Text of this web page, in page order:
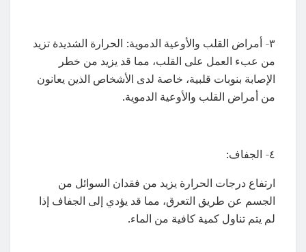
٣- أمراض القلب والأوعية الدموية: الحرارة الشديدة تزيد
من عبء العمل على القلب، مما قد يزيد من خطر
الإصابة بنوبات قلبية، خاصة لدى الأشخاص الذين يعانون
من أمراض القلب والأوعية الدموية.
٤- الجفاف:
ارتفاع درجات الحرارة يزيد من فقدان السوائل من
الجسم عن طريق التعرق، مما قد يؤدي إلى الجفاف إذا
لم يتم تناول كمية كافية من الماء.